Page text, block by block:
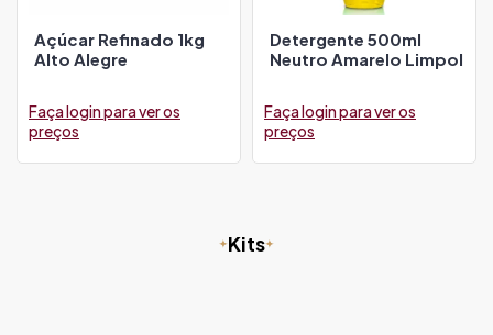
Açúcar Refinado 1kg
Alto Alegre
Faça login para ver os
preços
Detergente 500ml
Neutro Amarelo Limpol
Faça login para ver os
preços
Kits